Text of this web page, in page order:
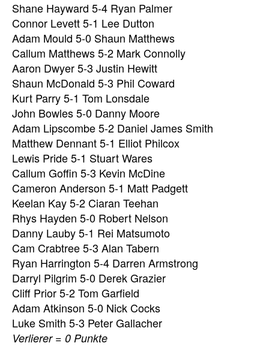
Shane Hayward 5-4 Ryan Palmer
Connor Levett 5-1 Lee Dutton
Adam Mould 5-0 Shaun Matthews
Callum Matthews 5-2 Mark Connolly
Aaron Dwyer 5-3 Justin Hewitt
Shaun McDonald 5-3 Phil Coward
Kurt Parry 5-1 Tom Lonsdale
John Bowles 5-0 Danny Moore
Adam Lipscombe 5-2 Daniel James Smith
Matthew Dennant 5-1 Elliot Philcox
Lewis Pride 5-1 Stuart Wares
Callum Goffin 5-3 Kevin McDine
Cameron Anderson 5-1 Matt Padgett
Keelan Kay 5-2 Ciaran Teehan
Rhys Hayden 5-0 Robert Nelson
Danny Lauby 5-1 Rei Matsumoto
Cam Crabtree 5-3 Alan Tabern
Ryan Harrington 5-4 Darren Armstrong
Darryl Pilgrim 5-0 Derek Grazier
Cliff Prior 5-2 Tom Garfield
Adam Atkinson 5-0 Nick Cocks
Luke Smith 5-3 Peter Gallacher
Verlierer = 0 Punkte